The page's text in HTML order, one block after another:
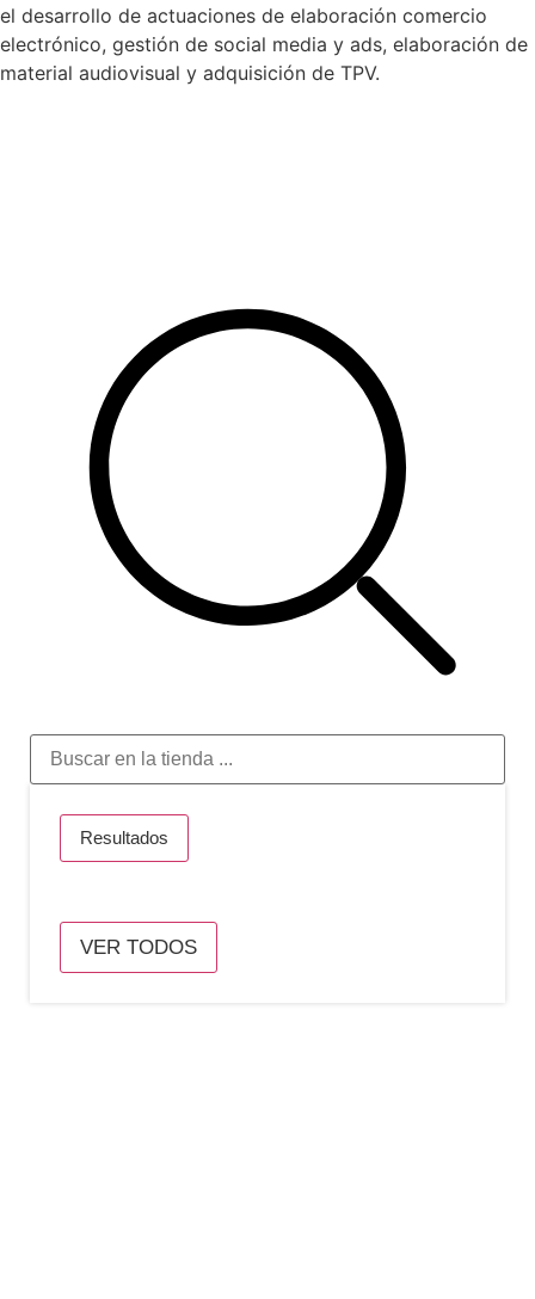
el desarrollo de actuaciones de elaboración comercio
electrónico, gestión de social media y ads, elaboración de
material audiovisual y adquisición de TPV.
Resultados
VER TODOS